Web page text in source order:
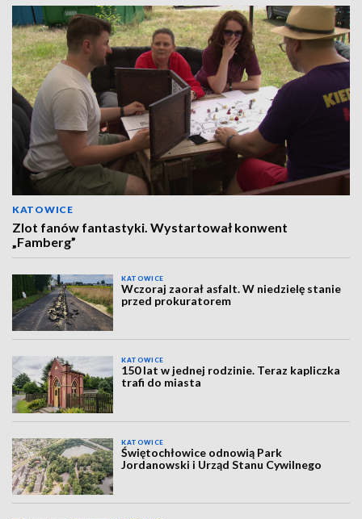
KATOWICE
Zlot fanów fantastyki. Wystartował konwent
„Famberg”
KATOWICE
Wczoraj zaorał asfalt. W niedzielę stanie
przed prokuratorem
KATOWICE
150 lat w jednej rodzinie. Teraz kapliczka
trafi do miasta
KATOWICE
Świętochłowice odnowią Park
Jordanowski i Urząd Stanu Cywilnego